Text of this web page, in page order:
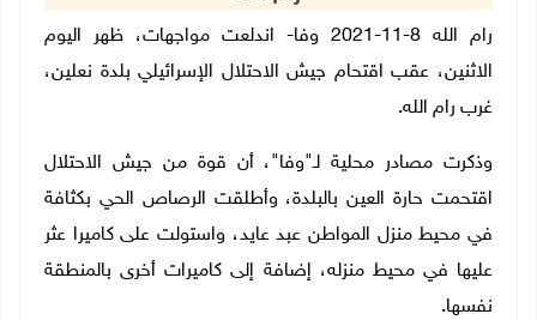
رام الله 8-11-2021 وفا- اندلعت مواجهات، ظهر اليوم
الاثنين، عقب اقتحام جيش الاحتلال الإسرائيلي بلدة نعلين،
غرب رام الله.
وذكرت مصادر محلية لـ"وفا"، أن قوة من جيش الاحتلال
اقتحمت حارة العين بالبلدة، وأطلقت الرصاص الحي بكثافة
في محيط منزل المواطن عبد عايد، واستولت على كاميرا عثر
عليها في محيط منزله، إضافة إلى كاميرات أخرى بالمنطقة
نفسها.